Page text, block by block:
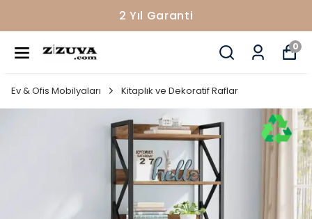
2 Yıl Garanti
0
Ev & Ofis Mobilyaları Kitaplık ve Dekoratif Raflar